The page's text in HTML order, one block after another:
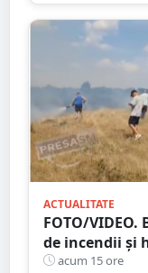
ACTUALITATE
FOTO/
de incendii și
județul Satu
acum 15 ore